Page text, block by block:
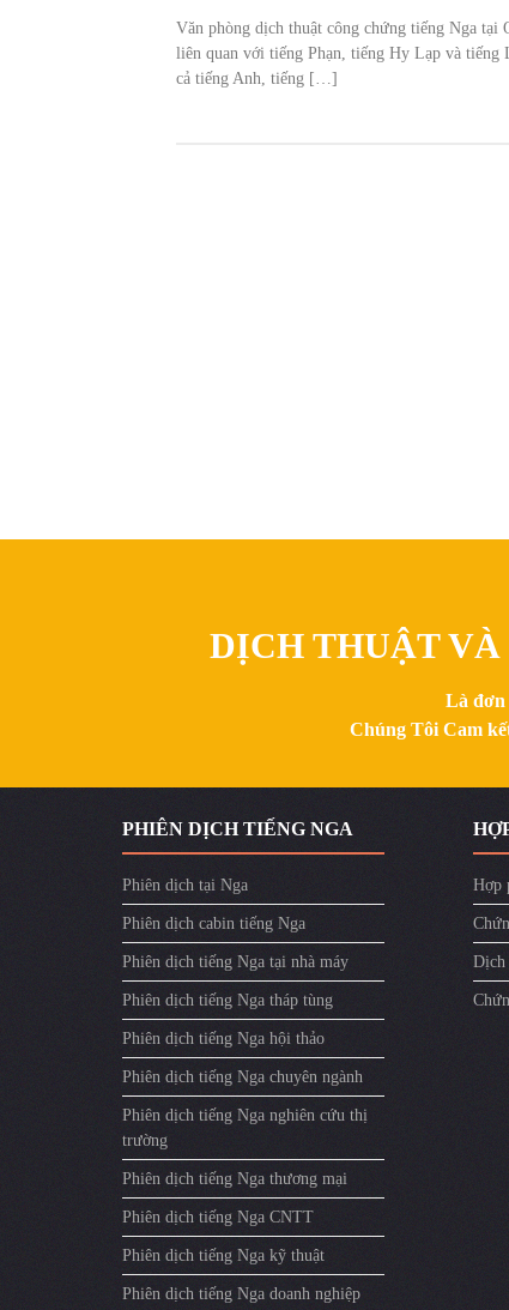
Văn phòng dịch thuật công chứng tiếng Nga
liên quan với tiếng Phạn, tiếng Hy Lạp và
cả tiếng Anh, tiếng […]
DỊCH THUẬT
Là đơn
Chúng Tôi Cam
PHIÊN DỊCH TIẾNG NGA
Phiên dịch tại Nga
Phiên dịch cabin tiếng Nga
Phiên dịch tiếng Nga tại nhà máy
Phiên dịch tiếng Nga tháp tùng
Phiên dịch tiếng Nga hội thảo
Phiên dịch tiếng Nga chuyên ngành
Phiên dịch tiếng Nga nghiên cứu thị
trường
Phiên dịch tiếng Nga thương mại
Phiên dịch tiếng Nga CNTT
Phiên dịch tiếng Nga kỹ thuật
Phiên dịch tiếng Nga doanh nghiệp
Hợp
Dịch